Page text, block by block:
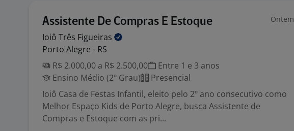
Assistente De Compras E Estoque Ontem
Ioiô Três Figueiras
Porto Alegre - RS
R$ 2.000,00 a R$ 2.500,00
Entre 1 e 3 anos
Ensino Médio (2º Grau)
Presencial
Ioiô Casa de Festas Infantil, eleito pelo 2º ano consecutivo como
Melhor Espaço Kids de Porto Alegre, busca Assistente de
Compras e Estoque com as pri...